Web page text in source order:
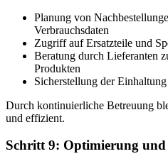
Planung von
Verbrauchsdaten
Zugriff auf Ersatzteile und
Beratung durch Lieferanten
Produkten
Sicherstellung der
Durch kontinuierliche Betreuung
und effizient.
Schritt 9: Optimierung und